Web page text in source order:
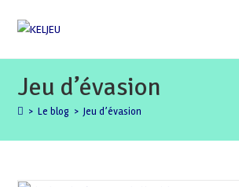
Jeu d’évasion
> Le blog > Jeu d’évasion